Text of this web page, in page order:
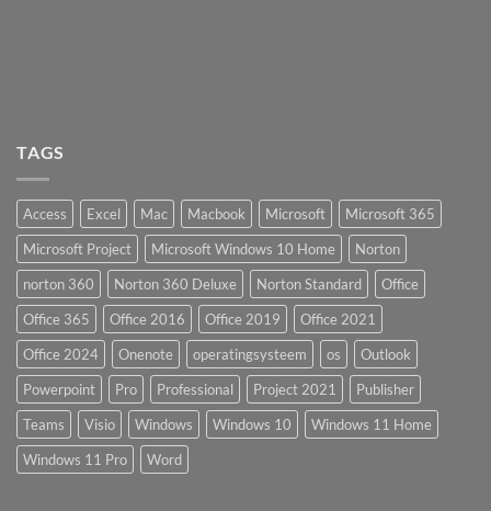
TAGS
Access Excel Mac Macbook Microsoft
Microsoft 365
Microsoft Project
Microsoft Windows 10 Home
Norton
norton 360
Norton 360 Deluxe Norton Standard
Office
Office 365
Office 2016 Office 2019
Office 2021
Office 2024
Onenote operatingsysteem os
Outlook
Powerpoint
Pro Professional Project 2021
Publisher
Teams
Visio Windows Windows 10
Windows 11 Home
Windows 11 Pro
Word